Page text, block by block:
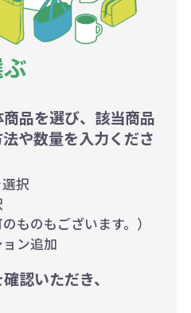
品を選び、該当商品
や数量を入力くださ
択
ものもございます。）
ン追加
認いただき、